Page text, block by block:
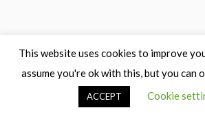
This website uses cookies to improve
assume you're ok with this, but you can
Cookie
ACCEPT